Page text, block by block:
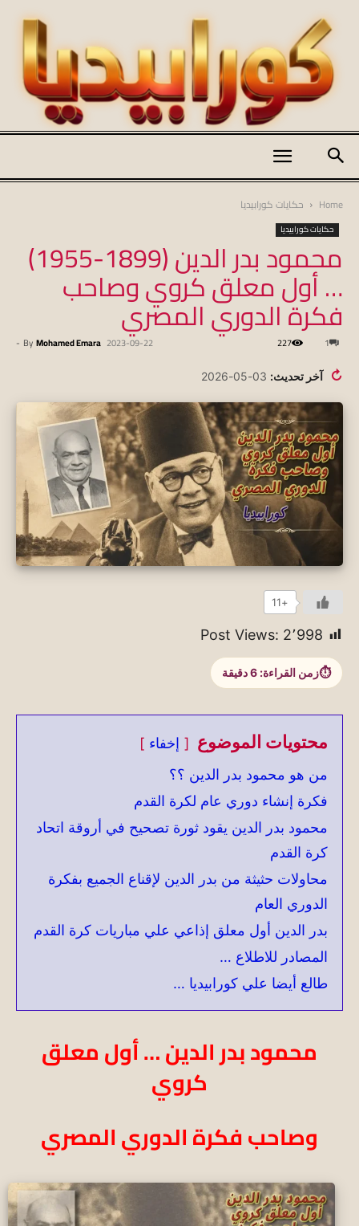
koraapedia
Home حكايات كورابيديا
حكايات كورابيديا
محمود بدر الدين (1899-1955)
… أول معلق كروي وصاحب
فكرة الدوري المصري
By Mohamed Emara
- 2023-09-22 1
227
↻ آخر تحديث: 03-05-2026
+11
Post Views: 2٬998
زمن القراءة: 6دقيقة
محتويات الموضوع
إخفاء
من هو محمود بدر الدين ؟؟
فكرة إنشاء دوري عام لكرة القدم
محمود بدر الدين يقود ثورة تصحيح في أروقة اتحاد
كرة القدم
محاولات حثيثة من بدر الدين لإقناع الجميع بفكرة
الدوري العام
بدر الدين أول معلق إذاعي علي مباريات كرة القدم
المصادر للاطلاع …
طالع أيضا علي كورابيديا …
محمود بدر الدين …أول معلق
كروي
وصاحب فكرة الدوري المصري